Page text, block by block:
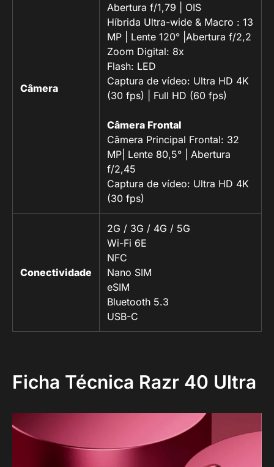
Câmera
Abertura f/1,79 | OIS
Híbrida Ultra-wide & Macro : 13
MP | Lente 120° |Abertura f/2,2
Zoom Digital: 8x
Flash: LED
Captura de vídeo: Ultra HD 4K
(30 fps) | Full HD (60 fps)
Câmera Frontal
Câmera Principal Frontal: 32
MP| Lente 80,5° | Abertura
f/2,45
Captura de vídeo: Ultra HD 4K
(30 fps)
Conectividade
2G / 3G / 4G / 5G
Wi-Fi 6E
NFC
Nano SIM
eSIM
Bluetooth 5.3
USB-C
Ficha Técnica Razr 40 Ultra